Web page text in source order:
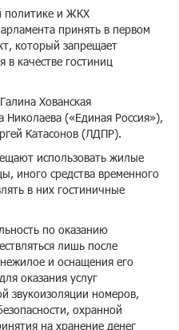
политике и ЖКХ
принять в первом
который запрещает
качестве гостиниц
Хованская
Николаева («Единая Россия»),
Катасонов (ЛДПР).
использовать жилые
иного средства временного
в них гостиничные
по оказанию
лишь после
и оснащения его
оказания услуг
звукоизоляции номеров,
охранной
на хранение денег